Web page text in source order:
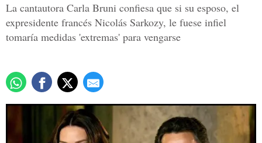
La cantautora Carla Bruni confiesa que si su esposo, el
expresidente francés Nicolás Sarkozy, le fuese infiel
tomaría medidas 'extremas' para vengarse